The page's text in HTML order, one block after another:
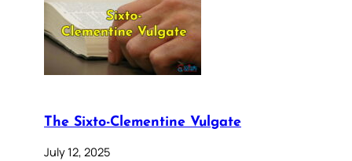
The Sixto-Clementine Vulgate
July 12, 2025